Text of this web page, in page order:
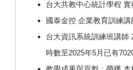
台大共教中心統計學程 實
國泰金控 企業教育訓練講
台大資訊系統訓練班講師
時數至2025年5月已有